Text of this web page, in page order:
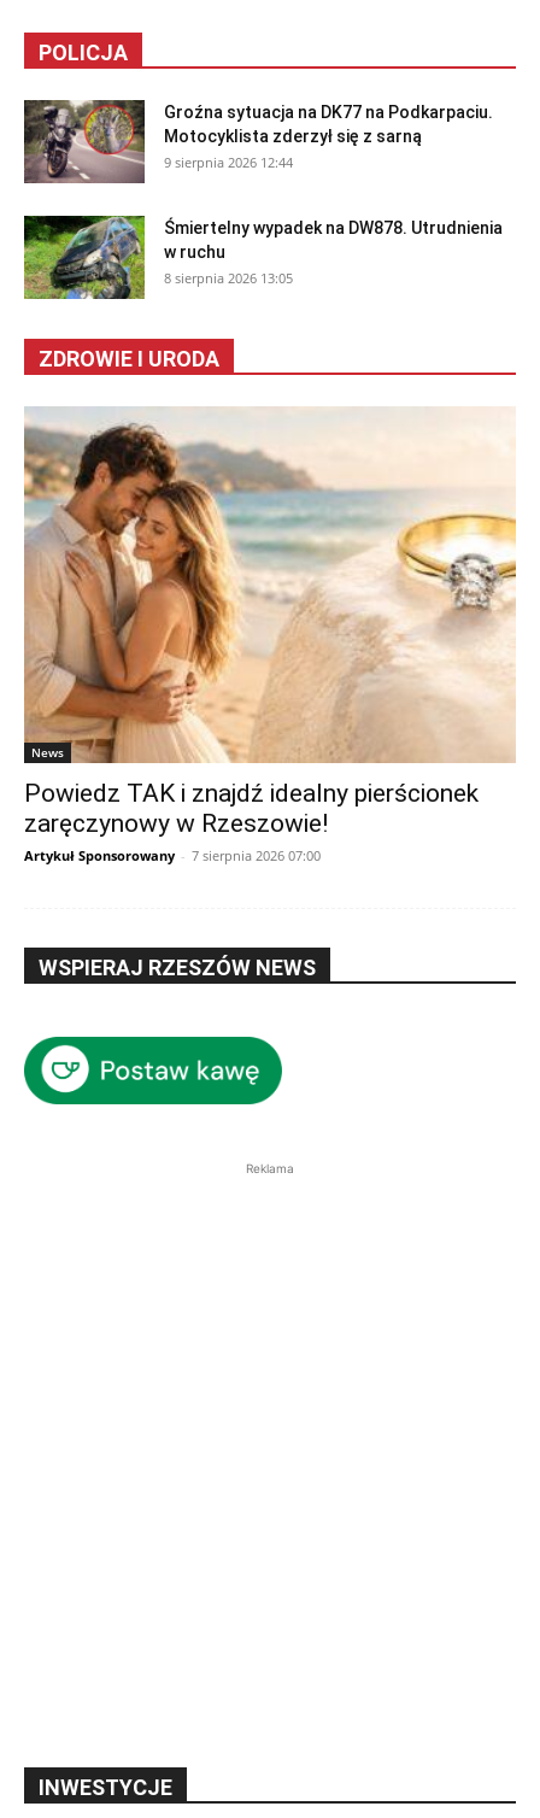
POLICJA
Groźna sytuacja na DK77 na Podkarpaciu.
Motocyklista zderzył się z sarną
9 sierpnia 2026 12:44
Śmiertelny wypadek na DW878. Utrudnienia
w ruchu
8 sierpnia 2026 13:05
ZDROWIE I URODA
News
Powiedz TAK i znajdź idealny pierścionek
zaręczynowy w Rzeszowie!
Artykuł Sponsorowany - 7 sierpnia 2026 07:00
WSPIERAJ RZESZÓW NEWS
Reklama
INWESTYCJE